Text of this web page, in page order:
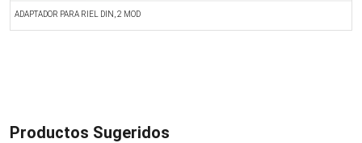
ADAPTADOR PARA RIEL DIN, 2 MOD
Productos Sugeridos